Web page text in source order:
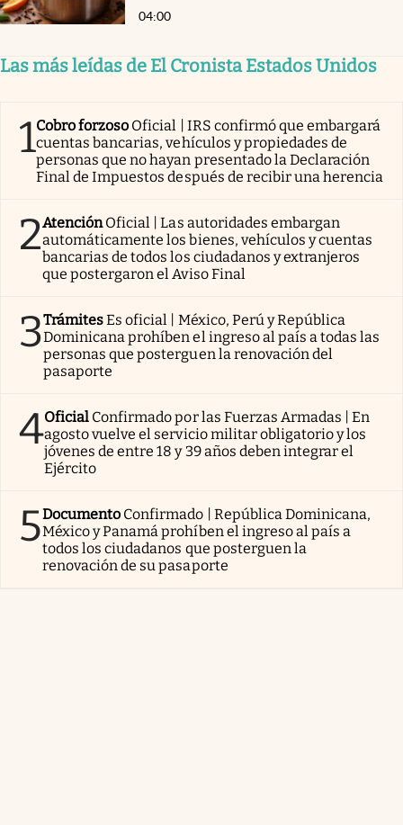
04:00
Las más leídas de El Cronista Estados Unidos
1Cobro forzoso Oficial | IRS confirmó que embargará
cuentas bancarias, vehículos y propiedades de
personas que no hayan presentado la Declaración
Final de Impuestos después de recibir una herencia
2AtenciónOficial | Las autoridades embargan
automáticamente los bienes, vehículos y cuentas
bancarias de todos los ciudadanos y extranjeros
que postergaron el Aviso Final
3TrámitesEs oficial | México, Perú y República
Dominicana prohíben el ingreso al país a todas las
personas que posterguen la renovación del
pasaporte
4Oficial Confirmado por las Fuerzas Armadas | En
agosto vuelve el servicio militar obligatorio y los
jóvenes de entre 18 y 39 años deben integrar el
Ejército
5Documento Confirmado | República Dominicana,
México y Panamá prohíben el ingreso al país a
todos los ciudadanos que posterguen la
renovación de su pasaporte